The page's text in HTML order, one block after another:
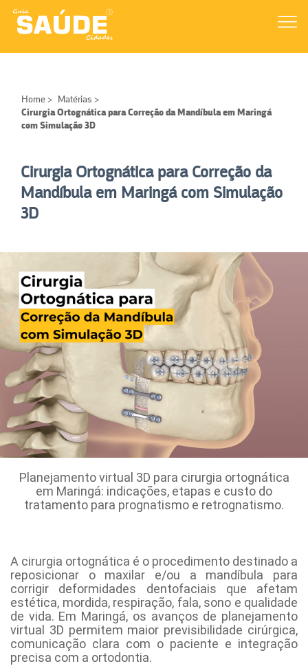
Home > Matérias >
Cirurgia Ortognática para Correção da Mandíbula em Maringá
com Simulação 3D
Cirurgia Ortognática para Correção da
Mandíbula em Maringá com Simulação
3D
Planejamento virtual 3D para cirurgia ortognática
em Maringá: indicações, etapas e custo do
tratamento para prognatismo e retrognatismo.
A cirurgia ortognática é o procedimento destinado a
reposicionar o maxilar e/ou a mandíbula para
corrigir deformidades dentofaciais que afetam
estética, mordida, respiração, fala, sono e qualidade
de vida. Em Maringá, os avanços de planejamento
virtual 3D permitem maior previsibilidade cirúrgica,
comunicação clara com o paciente e integração
precisa com a ortodontia.